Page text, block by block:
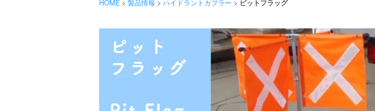
HOME > 製品情報 > ハイドラントカプラー > ピットフラッグ